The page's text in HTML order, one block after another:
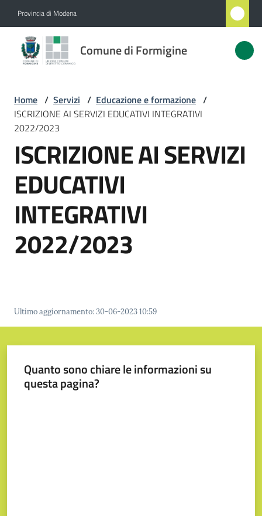
Provincia di Modena
Comune di Formigine
Comune
di
Amministrazione
Novità
Servizi
Menu selezionato
Vivere
Formigine
Prenotazione
appuntamenti
Home / Servizi / Educazione e formazione /
ISCRIZIONE AI SERVIZI EDUCATIVI INTEGRATIVI
2022/2023
ISCRIZIONE AI SERVIZI
EDUCATIVI
INTEGRATIVI
2022/2023
Ultimo aggiornamento:30-06-2023 10:59
Quanto sono chiare le informazioni su
questa pagina?